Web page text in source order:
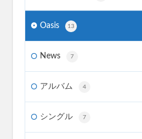
Oasis 13
News 7
アルバム 4
シングル 7